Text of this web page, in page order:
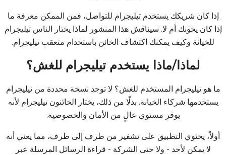
إذا كان شريكك يستخدم تيليجرام للتواصل، فمن الممكن معرفة ما
إذا كان يخونك أم لا. سيناقش هذا المنشور لماذا يختار الناس تيليجرام
للخيانة وكيف يمكنك اكتشاف الخائن باستخدام متعقب تيليجرام.
لماذا/ماذا يستخدم تيليجرام للغش؟
ما هو تيليجرام المستخدم للغش؟ لا توجد نسخة محددة من تيليجرام
يستخدمها شركاء الخيانة. بدلًا من ذلك، يختار الخائنون تيليجرام لأنه
يوفر مستوى عالٍ من الأمان والخصوصية.
أولاً، يحتوي التطبيق على تشفير من طرف إلى طرف، مما يعني أنه
لا يمكن لأحد - ولا حتى الشركة - قراءة الرسائل المرسلة عبر